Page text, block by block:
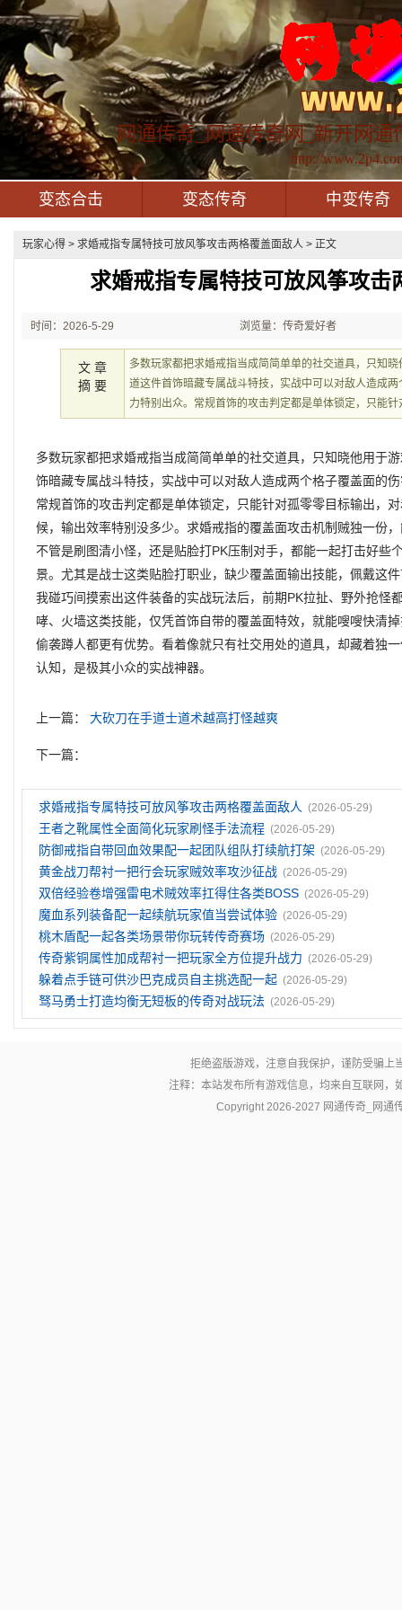
网通传奇_网通传奇网_新开网通
http://
变态合击 变态传奇 中变传奇
玩家心得 > 求婚戒指专属特技可放风筝攻击两格覆盖面敌人 > 正文
求婚戒指专属特技可放风筝攻击
时间：2026-5-29
21:49:21
浏览量：传奇爱好者
文 章
摘 要
多数玩家都把求婚戒指当成简简单单的社交道具，只知
道这件首饰暗藏专属战斗特技，实战中可以对敌人造成
力特别出众。常规首饰的攻击判定都是单体锁定，只能针
多数玩家都把求婚戒指当成简简单单的社交道具，只知晓他用于
饰暗藏专属战斗特技，实战中可以对敌人造成两个格子覆盖面的
常规首饰的攻击判定都是单体锁定，只能针对孤零零目标输出，
候，输出效率特别没多少。求婚戒指的覆盖面攻击机制贼独一份
不管是刷图清小怪，还是贴脸打PK压制对手，都能一起打击好些
景。尤其是战士这类贴脸打职业，缺少覆盖面输出技能，佩戴这
我碰巧间摸索出这件装备的实战玩法后，前期PK拉扯、野外抢怪
哮、火墙这类技能，仅凭首饰自带的覆盖面特效，就能嗖嗖快清
偷袭蹲人都更有优势。看着像就只有社交用处的道具，却藏着独
认知，是极其小众的实战神器。
上一篇：大砍刀在手道士道术越高打怪越爽
下一篇：
求婚戒指专属特技可放风筝攻击两格覆盖面敌人 (2026-05-29)
王者之靴属性全面简化玩家刷怪手法流程 (2026-05-29)
防御戒指自带回血效果配一起团队组队打续航打架 (2026-05-29)
黄金战刀帮衬一把行会玩家贼效率攻沙征战 (2026-05-29)
双倍经验卷‌增强雷电术贼效率扛得住各类BOSS (2026-05-29)
魔血系列装备配一起续航玩家值当尝试体验 (2026-05-29)
桃木盾配一起各类场景带你玩转传奇赛场 (2026-05-29)
传奇紫铜属性加成帮衬一把玩家全方位提升战力 (2026-05-29)
躲着点手链可供沙巴克成员自主挑选配一起 (2026-05-29)
驽马勇士打造均衡无短板的传奇对战玩法 (2026-05-29)
拒绝盗版游戏，注意自我保护，谨防受骗上
注释：本站发布所有游戏信息，均来自互联网
Copyright 2026-2027 网通传奇_网通